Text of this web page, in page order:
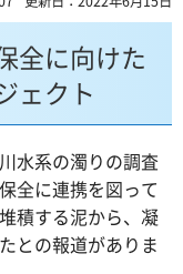
全に向けた
ェクト
水系の濁りの調査
全に連携を図って
積する泥から、凝
との報道がありま